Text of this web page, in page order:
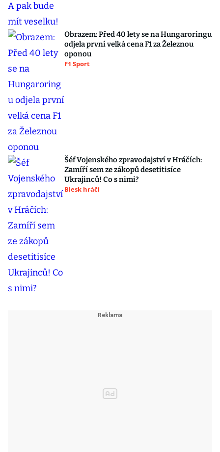
Obrazem: Před 40 lety se na Hungaroringu
odjela první velká cena F1 za Železnou
oponou
F1 Sport
Šéf Vojenského zpravodajství v Hráčích:
Zamíří sem ze zákopů desetitisíce
Ukrajinců! Co s nimi?
Blesk hráči